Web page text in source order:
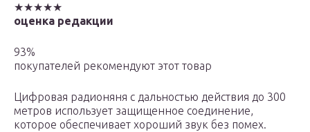
★★★★★
оценка редакции
93%
покупателей рекомендуют этот товар
Цифровая радионяня с дальностью действия до 300
метров использует защищенное соединение,
которое обеспечивает хороший звук без помех.